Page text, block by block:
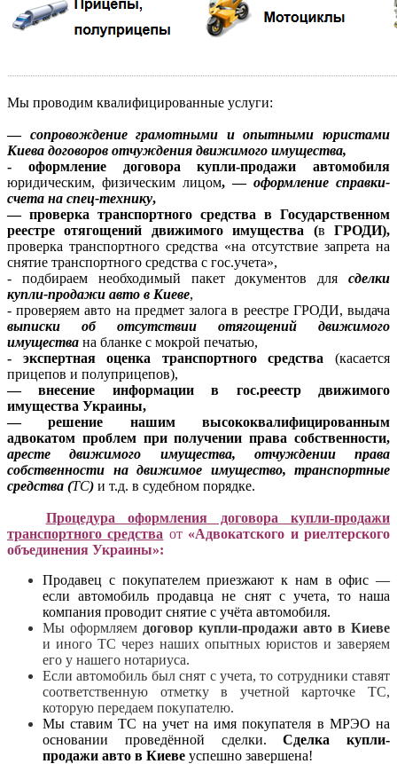
Мы проводим квалифицированные услуги:
— сопровождение грамотными и опытными юристами
Киева договоров отчуждения движимого имущества,
- оформление договора купли-продажи автомобиля
юридическим, физическим лицом, — оформление справки-
счета на спец-технику,
— проверка транспортного средства в Государственном
реестре отягощений движимого имущества (вГРОДИ),
проверка транспортного средства «на отсутствие запрета на
снятие транспортного средства с гос.учета»,
- подбираем необходимый пакет документов для сделки
купли-продажи авто в Киеве,
- проверяем авто на предмет залога в реестре ГРОДИ, выдача
выписки об отсутствии отягощений движимого
имущества на бланке с мокрой печатью,
- экспертная оценка транспортного средства (касается
прицепов и полуприцепов),
— внесение информации в гос.реестр движимого
имущества Украины,
— решение нашим высококвалифицированным
адвокатом проблем при получении права собственности,
аресте движимого имущества,
отчуждении права
собственности на движимое имущество, транспортные
средства (ТС) и т.д. в судебном порядке.
Процедура оформления договора купли-продажи
транспортного средства от«Адвокатского и риелтерского
объединения Украины»:
Продавец с покупателем приезжают к нам в офис —
если автомобиль продавца не снят с учета, то наша
компания проводит снятие с учёта автомобиля.
Мы оформляем договор купли-продажи авто в Киеве
и иного ТС через наших опытных юристов и заверяем
его у нашего нотариуса.
Если автомобиль был снят с учета, то сотрудники ставят
соответственную отметку в учетной карточке ТС,
которую передаем покупателю.
Мы ставим ТС на учет на имя покупателя в МРЭО на
основании проведённой сделки.Сделка купли-
продажи авто в Киеве успешно завершена!